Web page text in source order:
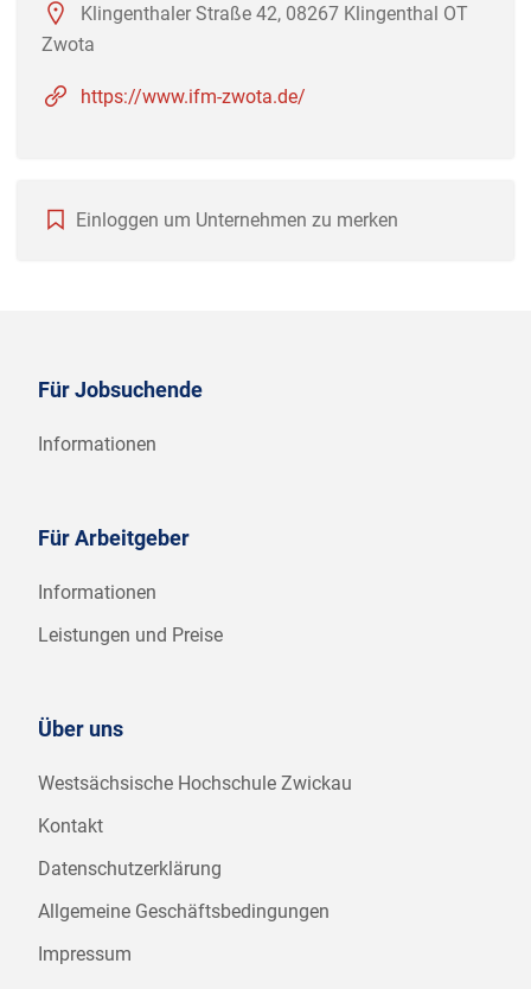
Klingenthaler Straße 42, 08267 Klingenthal OT
Zwota
https://www.ifm-zwota.de/
Einloggen um Unternehmen zu merken
Für Jobsuchende
Informationen
Für Arbeitgeber
Informationen
Leistungen und Preise
Über uns
Westsächsische Hochschule Zwickau
Kontakt
Datenschutzerklärung
Allgemeine Geschäftsbedingungen
Impressum